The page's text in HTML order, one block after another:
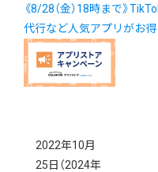
《8/28（金）18時まで》
代行など人気アプリがお得
2022年10月
25日 （2024年